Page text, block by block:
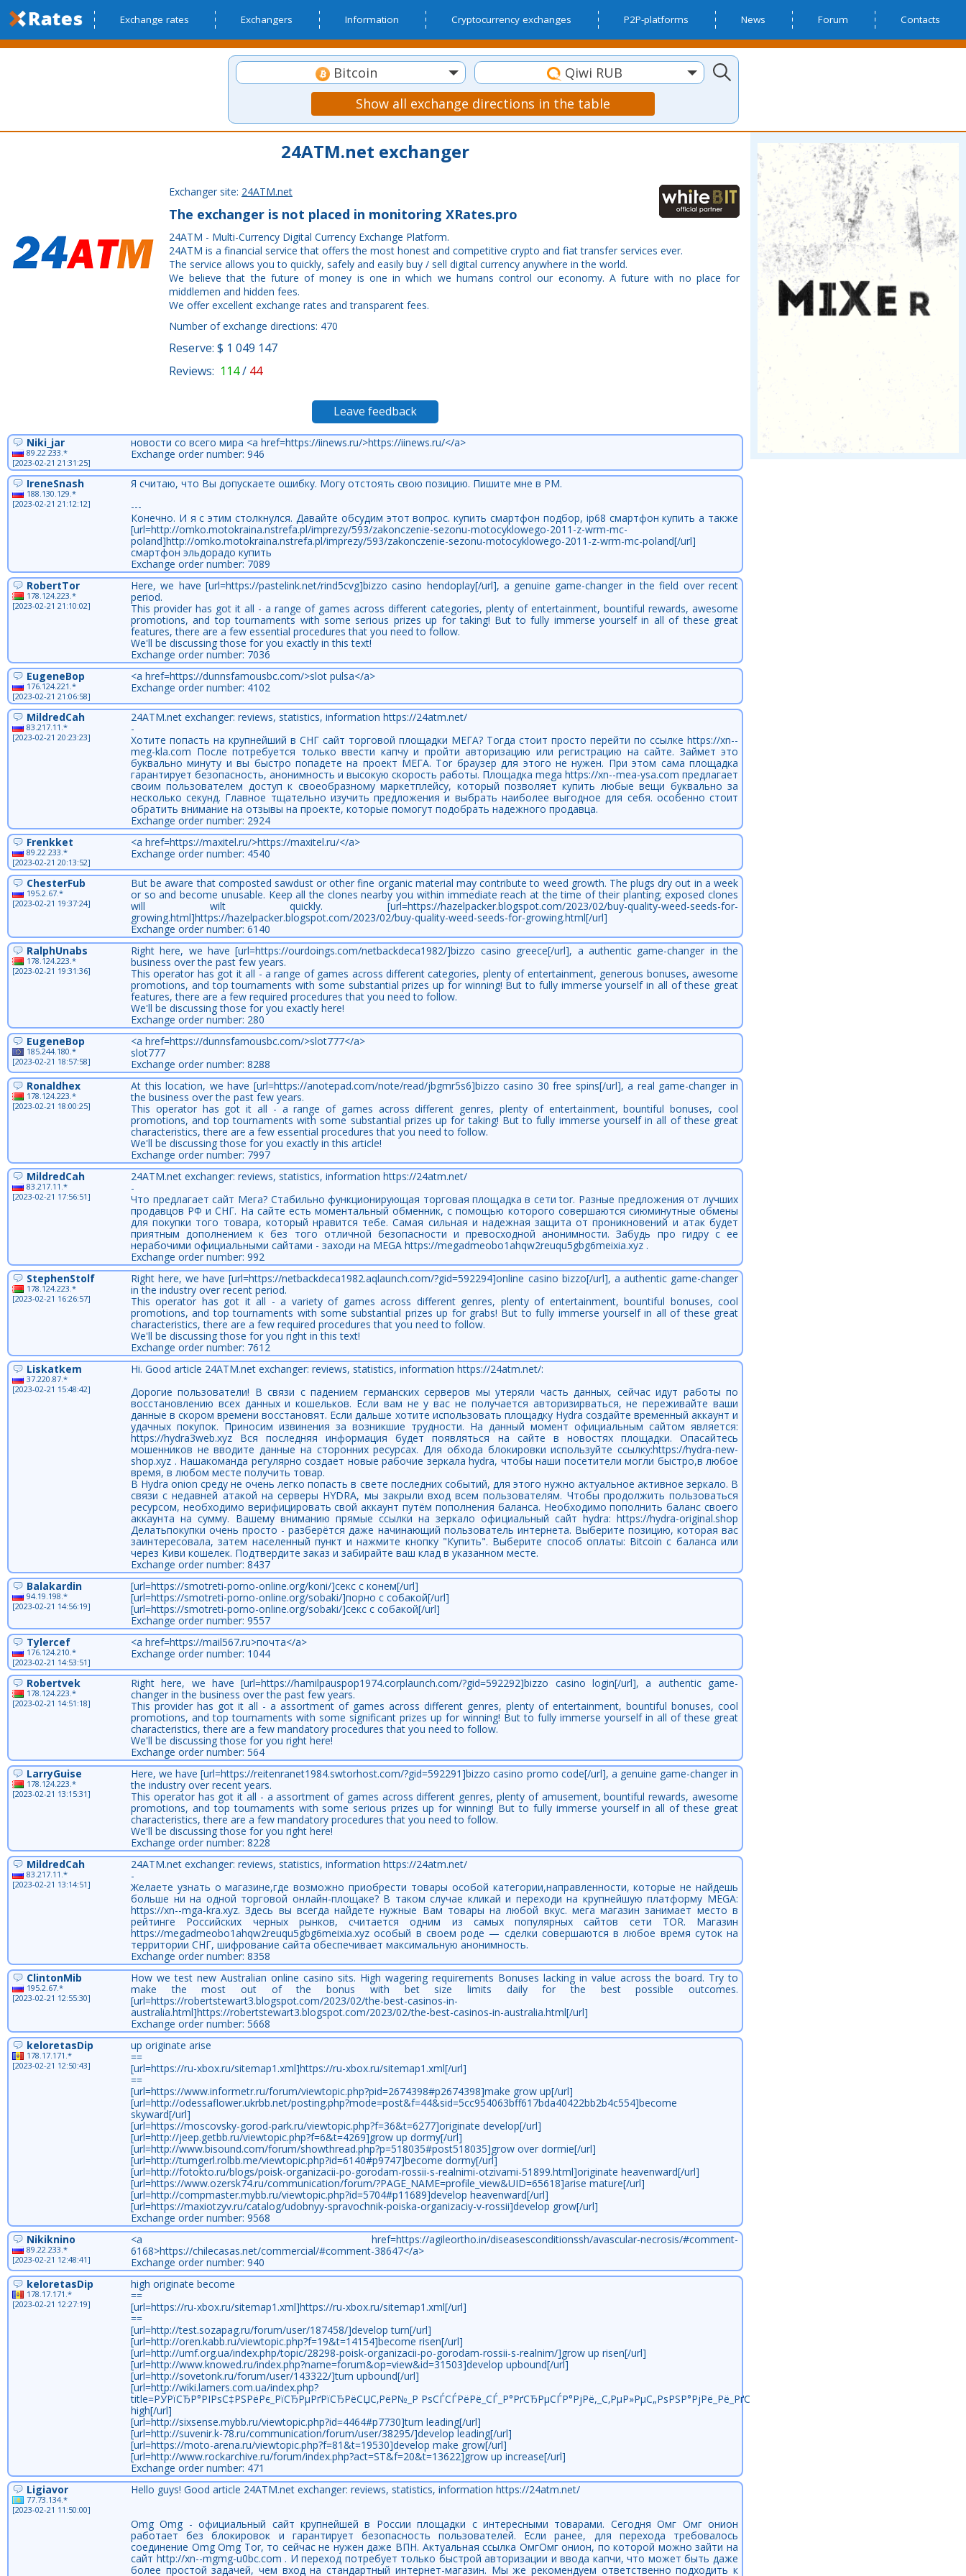
Exchange rates Exchangers Information Cryptocurrency exchanges P2P-platforms News Forum Contacts
Bitcoin
Qiwi RUB
Show all exchange directions in the table
24ATM.net exchanger
Exchanger site: 24ATM.net
The exchanger is not placed in monitoring XRates.pro
24ATM - Multi-Currency Digital Currency Exchange Platform.
24ATM is a financial service that offers the most honest and competitive crypto and fiat transfer services ever.
The service allows you to quickly, safely and easily buy / sell digital currency anywhere in the world.
We believe that the future of money is one in which we humans control our economy. A future with no place for
middlemen and hidden fees.
We offer excellent exchange rates and transparent fees.
Number of exchange directions: 470
Reserve: $ 1 049 147
Reviews: 114/ 44
Leave feedback
Niki_jar
89.22.233.*
[2023-02-21 21:31:25]
новости со всего мира <a href=https://iinews.ru/>https://iinews.ru/</a>
Exchange order number: 946
IreneSnash
188.130.129.*
[2023-02-21 21:12:12]
Я считаю, что Вы допускаете ошибку. Могу отстоять свою позицию. Пишите мне в PM.
---
Конечно. И я с этим столкнулся. Давайте обсудим этот вопрос. купить смартфон подбор, ip68 смартфон купить а также
[url=http://omko.motokraina.nstrefa.pl/imprezy/593/zakonczenie-sezonu-motocyklowego-2011-z-wrm-mc-
poland]http://omko.motokraina.nstrefa.pl/imprezy/593/zakonczenie-sezonu-motocyklowego-2011-z-wrm-mc-poland[/url]
смартфон эльдорадо купить
Exchange order number: 7089
RobertTor
178.124.223.*
[2023-02-21 21:10:02]
Here, we have [url=https://pastelink.net/rind5cvg]bizzo casino hendoplay[/url], a genuine game-changer in the field over recent
period.
This provider has got it all - a range of games across different categories, plenty of entertainment, bountiful rewards, awesome
promotions, and top tournaments with some serious prizes up for taking! But to fully immerse yourself in all of these great
features, there are a few essential procedures that you need to follow.
We'll be discussing those for you exactly in this text!
Exchange order number: 7036
EugeneBop
176.124.221.*
[2023-02-21 21:06:58]
<a href=https://dunnsfamousbc.com/>slot pulsa</a>
Exchange order number: 4102
MildredCah
83.217.11.*
[2023-02-21 20:23:23]
24ATM.net exchanger: reviews, statistics, information https://24atm.net/
-
Хотите попасть на крупнейший в СНГ сайт торговой площадки МЕГА? Тогда стоит просто перейти по ссылке https://xn--
meg-kla.com После потребуется только ввести капчу и пройти авторизацию или регистрацию на сайте. Займет это
буквально минуту и вы быстро попадете на проект МЕГА. Tor браузер для этого не нужен. При этом сама площадка
гарантирует безопасность, анонимность и высокую скорость работы. Площадка mega https://xn--mea-ysa.com предлагает
своим пользователем доступ к своеобразному маркетплейсу, который позволяет купить любые вещи буквально за
несколько секунд. Главное тщательно изучить предложения и выбрать наиболее выгодное для себя. особенно стоит
обратить внимание на отзывы на проекте, которые помогут подобрать надежного продавца.
Exchange order number: 2924
Frenkket
89.22.233.*
[2023-02-21 20:13:52]
<a href=https://maxitel.ru/>https://maxitel.ru/</a>
Exchange order number: 4540
ChesterFub
195.2.67.*
[2023-02-21 19:37:24]
But be aware that composted sawdust or other fine organic material may contribute to weed growth. The plugs dry out in a week
or so and become unusable. Keep all the clones nearby you within immediate reach at the time of their planting; exposed clones
will wilt quickly. [url=https://hazelpacker.blogspot.com/2023/02/buy-quality-weed-seeds-for-
growing.html]https://hazelpacker.blogspot.com/2023/02/buy-quality-weed-seeds-for-growing.html[/url]
Exchange order number: 6140
RalphUnabs
178.124.223.*
[2023-02-21 19:31:36]
Right here, we have [url=https://ourdoings.com/netbackdeca1982/]bizzo casino greece[/url], a authentic game-changer in the
business over the past few years.
This operator has got it all - a range of games across different categories, plenty of entertainment, generous bonuses, awesome
promotions, and top tournaments with some substantial prizes up for winning! But to fully immerse yourself in all of these great
features, there are a few required procedures that you need to follow.
We'll be discussing those for you exactly here!
Exchange order number: 280
EugeneBop
185.244.180.*
[2023-02-21 18:57:58]
<a href=https://dunnsfamousbc.com/>slot777</a>
slot777
Exchange order number: 8288
Ronaldhex
178.124.223.*
[2023-02-21 18:00:25]
At this location, we have [url=https://anotepad.com/note/read/jbgmr5s6]bizzo casino 30 free spins[/url], a real game-changer in
the business over the past few years.
This operator has got it all - a range of games across different genres, plenty of entertainment, bountiful bonuses, cool
promotions, and top tournaments with some substantial prizes up for taking! But to fully immerse yourself in all of these great
characteristics, there are a few essential procedures that you need to follow.
We'll be discussing those for you exactly in this article!
Exchange order number: 7997
MildredCah
83.217.11.*
[2023-02-21 17:56:51]
24ATM.net exchanger: reviews, statistics, information https://24atm.net/
-
Что предлагает сайт Мега? Стабильно функционирующая торговая площадка в сети tor. Разные предложения от лучших
продавцов РФ и СНГ. На сайте есть моментальный обменник, с помощью которого совершаются сиюминутные обмены
для покупки того товара, который нравится тебе. Самая сильная и надежная защита от проникновений и атак будет
приятным дополнением к без того отличной безопасности и превосходной анонимности. Забудь про гидру с ее
нерабочими официальными сайтами - заходи на MEGA https://megadmeobo1ahqw2reuqu5gbg6meixia.xyz .
Exchange order number: 992
StephenStolf
178.124.223.*
[2023-02-21 16:26:57]
Right here, we have [url=https://netbackdeca1982.aqlaunch.com/?gid=592294]online casino bizzo[/url], a authentic game-changer
in the industry over recent period.
This operator has got it all - a variety of games across different genres, plenty of entertainment, bountiful bonuses, cool
promotions, and top tournaments with some substantial prizes up for grabs! But to fully immerse yourself in all of these great
characteristics, there are a few required procedures that you need to follow.
We'll be discussing those for you right in this text!
Exchange order number: 7612
Liskatkem
37.220.87.*
[2023-02-21 15:48:42]
Hi. Good article 24ATM.net exchanger: reviews, statistics, information https://24atm.net/:
Дорогие пользователи! В связи с падением германских серверов мы утеряли часть данных, сейчас идут работы по
восстановлению всех данных и кошельков. Если вам не у вас не получается авторизирваться, не переживайте ваши
данные в скором времени восстановят. Если дальше хотите использовать площадку Hydra создайте временный аккаунт и
удачных покупок. Приносим извинения за возникшие трудности. На данный момент официальным сайтом является:
https://hydra3web.xyz Вся последняя информация будет появляться на сайте в новостях площадки. Опасайтесь
мошенников не вводите данные на сторонних ресурсах. Для обхода блокировки используйте ссылку:https://hydra-new-
shop.xyz . Нашакоманда регулярно создает новые рабочие зеркала hydra, чтобы наши посетители могли быстро,в любое
время, в любом месте получить товар.
В Hydra onion среду не очень легко попасть в свете последних событий, для этого нужно актуальное активное зеркало. В
связи с недавней атакой на серверы HYDRA, мы закрыли вход всем пользователям. Чтобы продолжить пользоваться
ресурсом, необходимо верифицировать свой аккаунт путём пополнения баланса. Необходимо пополнить баланс своего
аккаунта на сумму. Вашему вниманию прямые ссылки на зеркало официальный сайт hydra: https://hydra-original.shop
Делатьпокупки очень просто - разберётся даже начинающий пользователь интернета. Выберите позицию, которая вас
заинтересовала, затем населенный пункт и нажмите кнопку "Купить". Выберите способ оплаты: Bitcoin с баланса или
через Киви кошелек. Подтвердите заказ и забирайте ваш клад в указанном месте.
Exchange order number: 8437
Balakardin
94.19.198.*
[2023-02-21 14:56:19]
[url=https://smotreti-porno-online.org/koni/]секс с конем[/url]
[url=https://smotreti-porno-online.org/sobaki/]порно с собакой[/url]
[url=https://smotreti-porno-online.org/sobaki/]секс с собакой[/url]
Exchange order number: 9557
Tylercef
176.124.210.*
[2023-02-21 14:53:51]
<a href=https://mail567.ru>почта</a>
Exchange order number: 1044
Robertvek
178.124.223.*
[2023-02-21 14:51:18]
Right here, we have [url=https://hamilpauspop1974.corplaunch.com/?gid=592292]bizzo casino login[/url], a authentic game-
changer in the business over the past few years.
This provider has got it all - a assortment of games across different genres, plenty of entertainment, bountiful bonuses, cool
promotions, and top tournaments with some significant prizes up for winning! But to fully immerse yourself in all of these great
characteristics, there are a few mandatory procedures that you need to follow.
We'll be discussing those for you right here!
Exchange order number: 564
LarryGuise
178.124.223.*
[2023-02-21 13:15:31]
Here, we have [url=https://reitenranet1984.swtorhost.com/?gid=592291]bizzo casino promo code[/url], a genuine game-changer in
the industry over recent years.
This operator has got it all - a assortment of games across different genres, plenty of amusement, bountiful rewards, awesome
promotions, and top tournaments with some serious prizes up for winning! But to fully immerse yourself in all of these great
characteristics, there are a few mandatory procedures that you need to follow.
We'll be discussing those for you right here!
Exchange order number: 8228
MildredCah
83.217.11.*
[2023-02-21 13:14:51]
24ATM.net exchanger: reviews, statistics, information https://24atm.net/
-
Желаете узнать о магазине,где возможно приобрести товары особой категории,направленности, которые не найдешь
больше ни на одной торговой онлайн-площаке? В таком случае кликай и переходи на крупнейшую платформу MEGA:
https://xn--mga-kra.xyz. Здесь вы всегда найдете нужные Вам товары на любой вкус. мега магазин занимает место в
рейтинге Российских черных рынков, считается одним из самых популярных сайтов сети TOR. Магазин
https://megadmeobo1ahqw2reuqu5gbg6meixia.xyz особый в своем роде — сделки совершаются в любое время суток на
территории СНГ, шифрование сайта обеспечивает максимальную анонимность.
Exchange order number: 8358
ClintonMib
195.2.67.*
[2023-02-21 12:55:30]
How we test new Australian online casino sits. High wagering requirements Bonuses lacking in value across the board. Try to
make the most out of the bonus with bet size limits daily for the best possible outcomes.
[url=https://robertstewart3.blogspot.com/2023/02/the-best-casinos-in-
australia.html]https://robertstewart3.blogspot.com/2023/02/the-best-casinos-in-australia.html[/url]
Exchange order number: 5668
keloretasDip
178.17.171.*
[2023-02-21 12:50:43]
up originate arise
==
[url=https://ru-xbox.ru/sitemap1.xml]https://ru-xbox.ru/sitemap1.xml[/url]
==
[url=https://www.informetr.ru/forum/viewtopic.php?pid=2674398#p2674398]make grow up[/url]
[url=http://odessaflower.ukrbb.net/posting.php?mode=post&f=44&sid=5cc954063bff617bda40422bb2b4c554]become
skyward[/url]
[url=https://moscovsky-gorod-park.ru/viewtopic.php?f=36&t=6277]originate develop[/url]
[url=http://jeep.getbb.ru/viewtopic.php?f=6&t=4269]grow up dormy[/url]
[url=http://www.bisound.com/forum/showthread.php?p=518035#post518035]grow over dormie[/url]
[url=http://tumgerl.rolbb.me/viewtopic.php?id=6140#p9747]become dormy[/url]
[url=http://fotokto.ru/blogs/poisk-organizacii-po-gorodam-rossii-s-realnimi-otzivami-51899.html]originate heavenward[/url]
[url=https://www.ozersk74.ru/communication/forum/?PAGE_NAME=profile_view&UID=65618]arise mature[/url]
[url=http://compmaster.mybb.ru/viewtopic.php?id=5704#p11689]develop heavenward[/url]
[url=https://maxiotzyv.ru/catalog/udobnyy-spravochnik-poiska-organizaciy-v-rossii]develop grow[/url]
Exchange order number: 9568
Nikiknino
89.22.233.*
[2023-02-21 12:48:41]
<a href=https://agileortho.in/diseasesconditionssh/avascular-necrosis/#comment-
6168>https://chilecasas.net/commercial/#comment-38647</a>
Exchange order number: 940
keloretasDip
178.17.171.*
[2023-02-21 12:27:19]
high originate become
==
[url=https://ru-xbox.ru/sitemap1.xml]https://ru-xbox.ru/sitemap1.xml[/url]
==
[url=http://test.sozapag.ru/forum/user/187458/]develop turn[/url]
[url=http://oren.kabb.ru/viewtopic.php?f=19&t=14154]become risen[/url]
[url=http://umf.org.ua/index.php/topic/28298-poisk-organizacii-po-gorodam-rossii-s-realnim/]grow up risen[/url]
[url=http://www.knowed.ru/index.php?name=forum&op=view&id=31503]develop upbound[/url]
[url=http://sovetonk.ru/forum/user/143322/]turn upbound[/url]
[url=http://wiki.lamers.com.ua/index.php?
title=РЎРїСЂР°РІРѕС‡РЅРёРє_РїСЂРµРґРїСЂРёСЏС‚РёР№_Р
high[/url]
[url=http://sixsense.mybb.ru/viewtopic.php?id=4464#p7730]turn leading[/url]
[url=http://suvenir.k-78.ru/communication/forum/user/38295/]develop leading[/url]
[url=https://moto-arena.ru/viewtopic.php?f=81&t=19530]develop make grow[/url]
[url=http://www.rockarchive.ru/forum/index.php?act=ST&f=20&t=13622]grow up increase[/url]
Exchange order number: 471
Ligiavor
77.73.134.*
[2023-02-21 11:50:00]
Hello guys! Good article 24ATM.net exchanger: reviews, statistics, information https://24atm.net/
Omg Omg - официальный сайт крупнейшей в России площадки с интересными товарами. Сегодня Омг Омг онион
работает без блокировок и гарантирует безопасность пользователей. Если ранее, для перехода требовалось
соединение Omg Omg Tor, то сейчас не нужен даже ВПН. Актуальная ссылка ОмгОмг онион, по которой можно зайти на
сайт http://xn--mgmg-u0bc.com . И переход потребует только быстрой авторизации и ввода капчи, что может быть даже
более простой задачей, чем вход на стандартный интернет-магазин. Мы же рекомендуем ответственно подходить к